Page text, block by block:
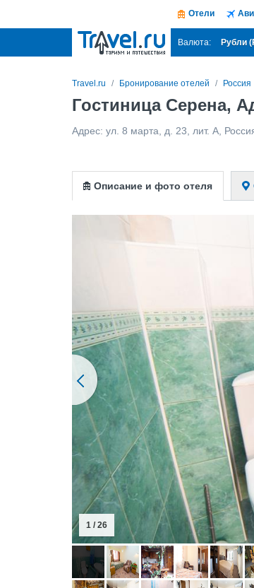
Отели
Валюта: Рубли
Travel.ru Бронирование отелей Россия
Гостиница Серена,
Адрес: ул. 8 марта, д. 23, лит. А
Описание и фото отеля
1 / 26